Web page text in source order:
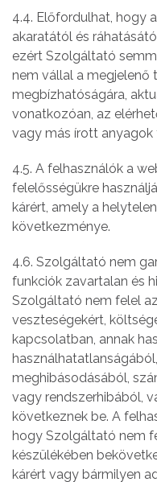
4.4. Előfordulhat, hogy
akaratától és
ezért Szolgáltató
nem vállal a megjelenő
megbízhatóságára,
vonatkozóan, az
vagy más írott anyagok
4.5. A felhasználók a
felelősségükre
kárért, amely a
következménye.
4.6. Szolgáltató nem
funkciók zavartalan és
Szolgáltató nem felel
veszteségekért,
kapcsolatban, annak
meghibásodásából,
vagy rendszerhibából,
következnek be. A
hogy Szolgáltató nem
készülékében
kárért vagy bármilyen